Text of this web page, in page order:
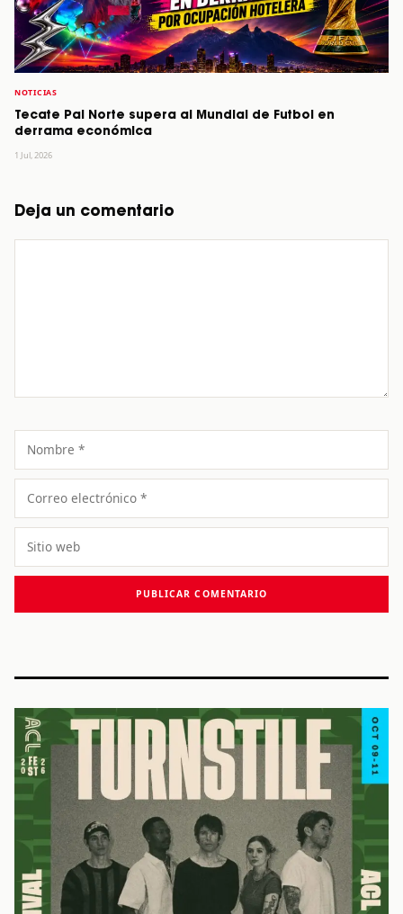
NOTICIAS
Tecate Pal Norte supera al Mundial de Futbol en
derrama económica
1 Jul, 2026
Deja un comentario
Nombre
Correo
electrónico
Sitio
web